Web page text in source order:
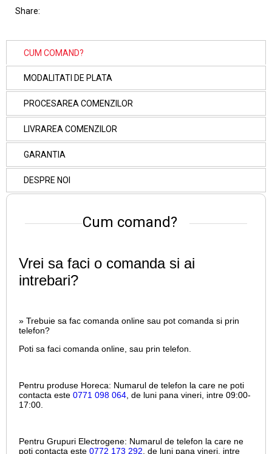
Share:
CUM COMAND?
MODALITATI DE PLATA
PROCESAREA COMENZILOR
LIVRAREA COMENZILOR
GARANTIA
DESPRE NOI
Cum comand?
Vrei sa faci o comanda si ai
intrebari?
» Trebuie sa fac comanda online sau pot comanda si prin
telefon?
Poti sa faci comanda online, sau prin telefon.
Pentru produse Horeca: Numarul de telefon la care ne poti
contacta este 0771 098 064, de luni pana vineri, intre 09:00-
17:00.
Pentru Grupuri Electrogene: Numarul de telefon la care ne
poti contacta este 0772 173 292, de luni pana vineri, intre